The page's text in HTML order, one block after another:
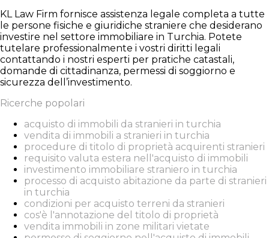
KL Law Firm fornisce assistenza legale completa a tutte
le persone fisiche e giuridiche straniere che desiderano
investire nel settore immobiliare in Turchia. Potete
tutelare professionalmente i vostri diritti legali
contattando i nostri esperti per pratiche catastali,
domande di cittadinanza, permessi di soggiorno e
sicurezza dell’investimento.
Ricerche popolari
acquisto di immobili da stranieri in turchia
vendita di immobili a stranieri in turchia
procedure di titolo di proprietà acquirenti stranieri
requisito valuta estera nell'acquisto di immobili
investimento immobiliare straniero in turchia
processo di acquisto abitazione da parte di stranieri
in turchia
condizioni per acquisto terreni da stranieri
cos'è l'annotazione del titolo di proprietà
vendita immobili in zone militari vietate